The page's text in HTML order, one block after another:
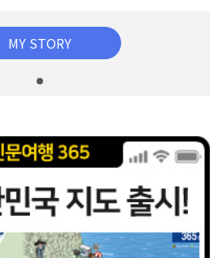
MY STORY